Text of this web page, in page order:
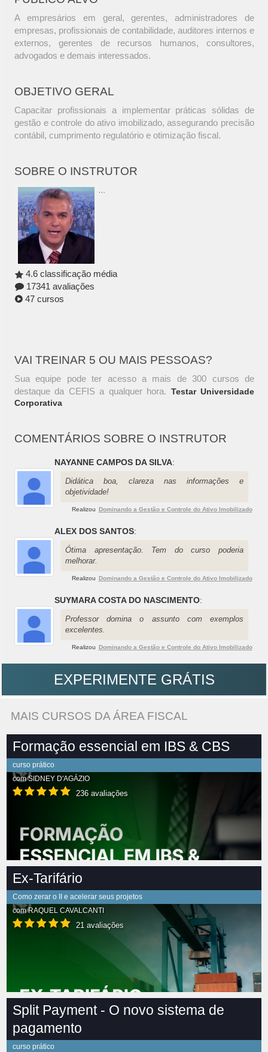
A empresários em geral, gerentes, administradores de
empresas, profissionais de contabilidade, auditores internos e
externos, gerentes de recursos humanos, consultores,
advogados e demais interessados.
OBJETIVO GERAL
Capacitar profissionais a implementar práticas sólidas de
gestão e controle do ativo imobilizado, assegurando precisão
contábil, cumprimento regulatório e otimização fiscal.
SOBRE O INSTRUTOR
...
4.6 classificação média
17341 avaliações
47 cursos
VAI TREINAR 5 OU MAIS PESSOAS?
Sua equipe pode ter acesso a mais de 300 cursos de
destaque da CEFIS a qualquer hora. Testar Universidade
Corporativa
COMENTÁRIOS SOBRE O INSTRUTOR
NAYANNE CAMPOS DA SILVA:
Didática boa, clareza nas informações e
objetividade!
Realizou Dominando a Gestão e Controle do Ativo Imobilizado
ALEX DOS SANTOS:
Ótima apresentação. Tem do curso poderia
melhorar.
Realizou Dominando a Gestão e Controle do Ativo Imobilizado
SUYMARA COSTA DO NASCIMENTO:
Professor domina o assunto com exemplos
excelentes.
Realizou Dominando a Gestão e Controle do Ativo Imobilizado
EXPERIMENTE GRÁTIS
MAIS CURSOS DA ÁREA FISCAL
Formação essencial em IBS & CBS
curso prático
comSIDNEY D'AGÁZIO
236 avaliações
Ex-Tarifário
Como zerar o II e acelerar seus projetos
comRAQUEL CAVALCANTI
21 avaliações
Split Payment - O novo sistema de
pagamento
curso prático